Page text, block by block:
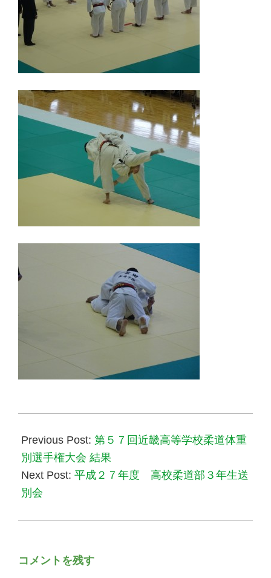
02-
01
Previous Post: 第５７回近畿高等学校柔道体重
別選手権大会 結果
Next Post: 平成２７年度 高校柔道部３年生送
別会
コメントを残す